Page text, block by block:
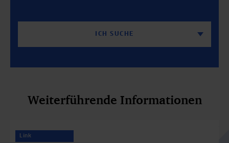
ICH SUCHE
Weiterführende Informationen
Link